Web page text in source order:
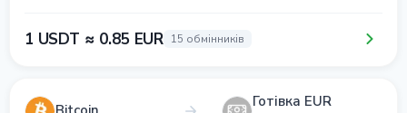
1 USDT ≈ 0.85 EUR 15 обмінників
Готівка EUR